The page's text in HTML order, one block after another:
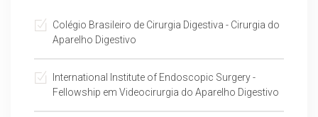
Colégio Brasileiro de Cirurgia Digestiva - Cirurgia do
Aparelho Digestivo
International Institute of Endoscopic Surgery -
Fellowship em Videocirurgia do Aparelho Digestivo